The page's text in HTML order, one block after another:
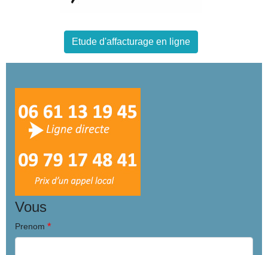
Etude d'affacturage en ligne
Vous
Prenom *